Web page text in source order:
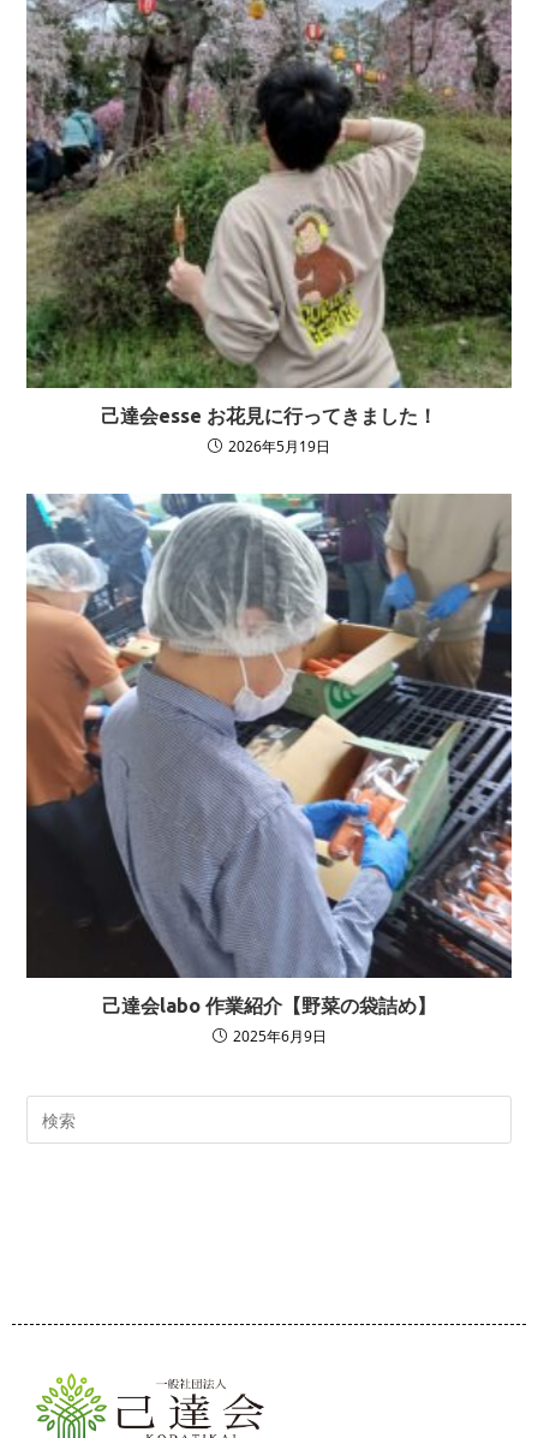
己達会esse お花見に行ってきました！
2026年5月19日
己達会labo 作業紹介【野菜の袋詰め】
2025年6月9日